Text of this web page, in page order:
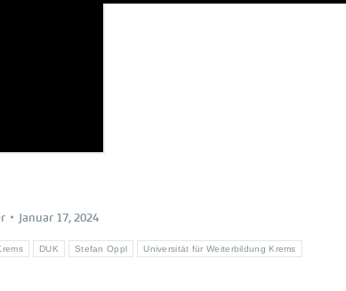
Januar 17, 2024
DUK Stefan Oppl Universität für Weiterbildung Krems